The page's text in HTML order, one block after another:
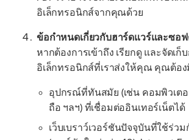
อิเล็กทรอนิกส์จากคุณด้วย
ข้อกำหนดเกี่ยวกับฮาร์ดแวร์และซอ
หากต้องการเข้าถึง เรียกดู และจัดเก็
อิเล็กทรอนิกส์ที่เราส่งให้คุณ คุณต้อง
อุปกรณ์ที่ทันสมัย (เช่น คอมพิวเต
ถือ ฯลฯ) ที่เชื่อมต่ออินเทอร์เน็ตได้
เว็บเบราว์เวอร์ชันปัจจุบันที่ใช้ร่ว